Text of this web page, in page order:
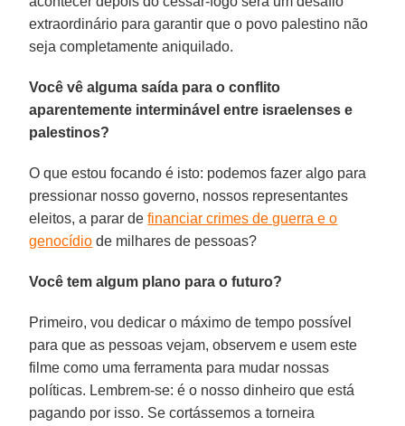
extraordinário para garantir que o povo palestino não
seja completamente aniquilado.
Você vê alguma saída para o conflito
aparentemente interminável entre israelenses e
palestinos?
O que estou focando é isto: podemos fazer algo para
pressionar nosso governo, nossos representantes
eleitos, a parar definanciar crimes de guerra e o
genocídio de milhares de pessoas?
Você tem algum plano para o futuro?
Primeiro, vou dedicar o máximo de tempo possível
para que as pessoas vejam, observem e usem este
filme como uma ferramenta para mudar nossas
políticas. Lembrem-se: é o nosso dinheiro que está
pagando por isso. Se cortássemos a torneira